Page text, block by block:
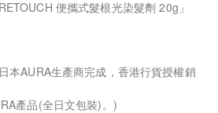
便攜式髮根光染髮劑 20g」
本AURA生產商完成，香港行貨授權銷
產品(全日文包裝)。)